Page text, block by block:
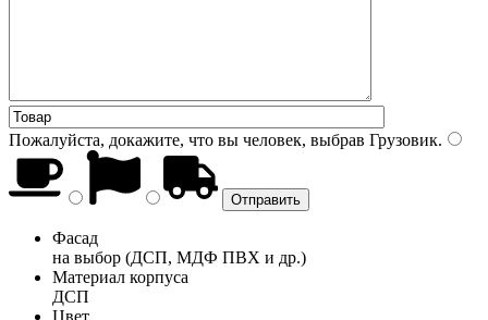
Пожалуйста, докажите, что вы человек, выбрав Грузовик.
Фасад
на выбор (ДСП, МДФ ПВХ и др.)
Материал корпуса
ДСП
Цвет